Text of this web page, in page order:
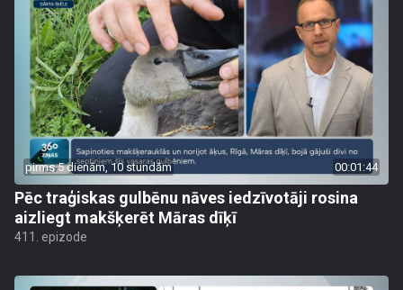
pirms 5 dienām, 10 stundām 00:01:44
Pēc traģiskas gulbēnu nāves iedzīvotāji rosina
aizliegt makšķerēt Māras dīķī
411. epizode